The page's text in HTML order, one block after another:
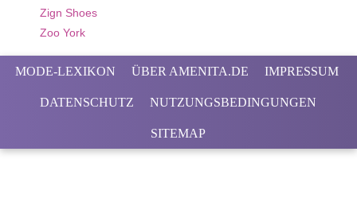
Zign Shoes
Zoo York
MODE-LEXIKON ÜBER AMENITA.DE IMPRESSUM
DATENSCHUTZ NUTZUNGSBEDINGUNGEN
SITEMAP